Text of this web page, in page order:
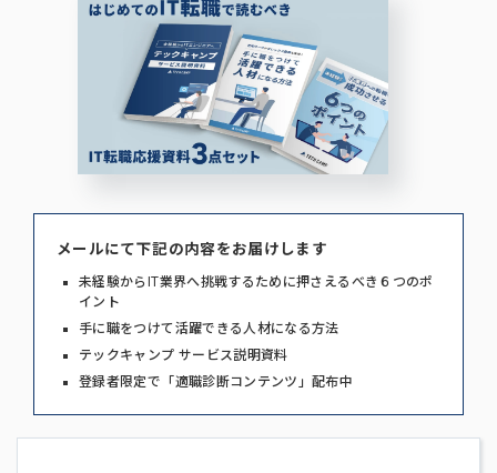
メールにて下記の内容をお届けします
未経験からIT業界へ挑戦するために押さえるべき６つのポ
イント
手に職をつけて活躍できる人材になる方法
テックキャンプ サービス説明資料
登録者限定で「適職診断コンテンツ」配布中